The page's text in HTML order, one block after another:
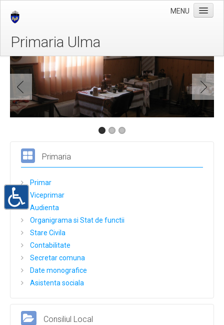
Primaria Ulma
MENU
Stiri
Taxe si Impozite
Galerie Foto
Evenimente
Primaria
Primar
Viceprimar
Audienta
Organigrama si Stat de functii
Stare Civila
Contabilitate
Secretar comuna
Date monografice
Asistenta sociala
Consiliul Local